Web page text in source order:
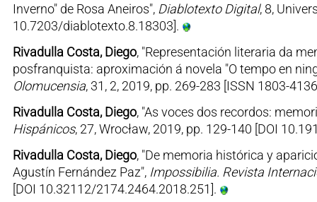
Inverno" de Rosa Aneiros", Diablotexto Digital, 8,
10.7203/diablotexto.8.18303].
Rivadulla Costa, Diego, "Representación literaria da
posfranquista: aproximación á novela "O tempo en
Olomucensia, 31, 2, 2019, pp. 269-283 [ISSN 1803-
Rivadulla Costa, Diego, "As voces dos recordos:
Hispánicos, 27, Wrocław, 2019, pp. 129-140 [DOI
Rivadulla Costa, Diego, "De memoria histórica y
Agustín Fernández Paz", Impossibilia. Revista
[DOI 10.32112/2174.2464.2018.251].